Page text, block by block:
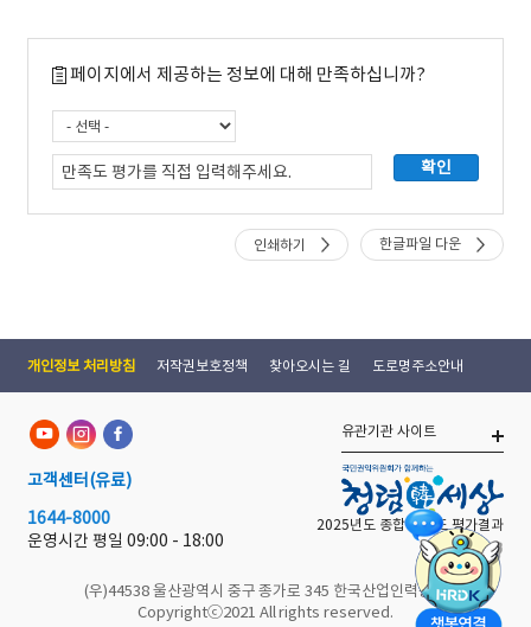
페이지에서 제공하는 정보에 대해 만족하십니까?
한글파일 다운
인쇄하기
개인정보 처리방침 저작권보호정책 찾아오시는 길 도로명주소안내
고객센터 (유료)
1644-8000
운영시간 평일 09:00 - 18:00
(우)44538 울산광역시 중구 종가로 345 한국산업인력공단
Copyrightⓒ2021 All rights reserved.
유관기관 사이트
2025년도 종합 청렴도 평가결과